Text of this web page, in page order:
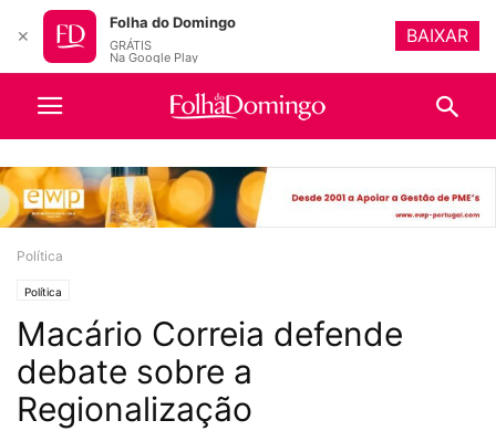
Política
Política
Macário Correia defende
debate sobre a
Regionalização
✕
Folha do Domingo
GRÁTIS
Na Google Play
BAIXAR